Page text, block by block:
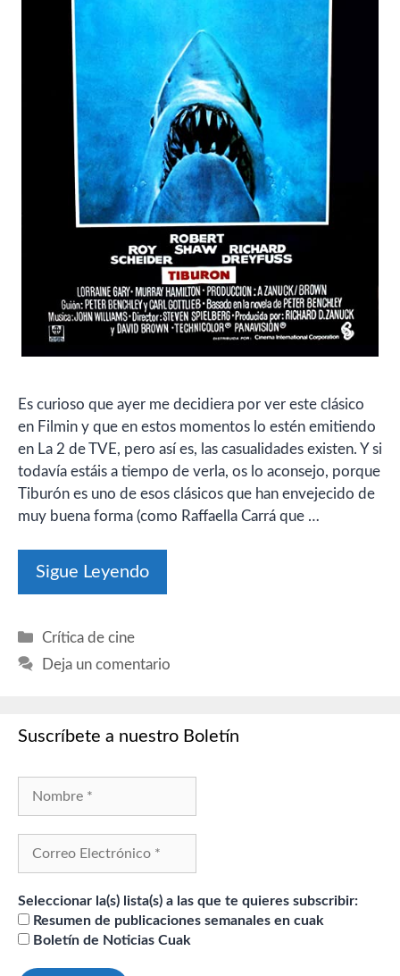
Es curioso que ayer me decidiera por ver este clásico
en Filmin y que en estos momentos lo estén emitiendo
en La 2 de TVE, pero así es, las casualidades existen. Y si
todavía estáis a tiempo de verla, os lo aconsejo, porque
Tiburón es uno de esos clásicos que han envejecido de
muy buena forma (como Raffaella Carrá que …
Sigue Leyendo
Categorías
Crítica de cine
Deja un comentario
Suscríbete a nuestro Boletín
Seleccionar la(s) lista(s) a las que te quieres subscribir:
Resumen de publicaciones semanales en cuak
Boletín de Noticias Cuak